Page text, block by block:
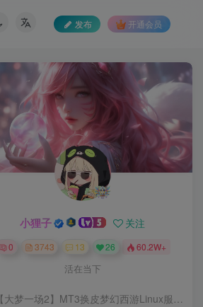
发布 开通会员
小狸子 关注
0 3743 13 26 60.2W+
活在当下
【大梦一场2】MT3换皮梦幻西游Linux服务端+GM后台+源码+双端+架设教程